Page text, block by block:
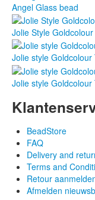
Angel Glass bead
Jolie Style
Jolie style
Jolie style Goldcolour
BeadStore
FAQ
Delivery and
Terms and
Retour
Afmelden